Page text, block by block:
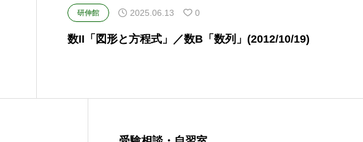
研伸館 2025.06.13 0
数II「図形と方程式」／数B「数列」(2012/10/19)